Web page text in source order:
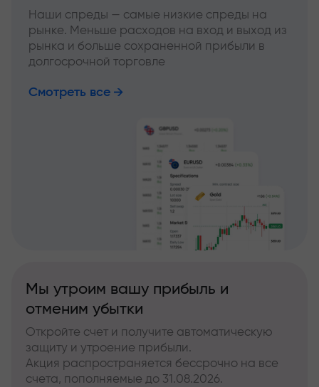
Наши спреды — самые низкие спреды на
рынке. Меньше расходов на вход и выход из
рынка и больше сохраненной прибыли в
долгосрочной торговле
Смотреть все
Мы утроим вашу прибыль и
отменим убытки
Откройте счет и получите автоматическую
защиту и утроение прибыли.
Акция распространяется бессрочно на все
счета, пополняемые до 31.08.2026.